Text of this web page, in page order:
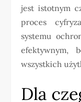
jest istotnym
proces
systemu
efektywnym,
wszystkich
Dla